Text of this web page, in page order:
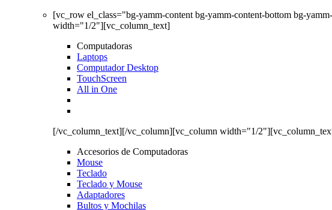
[vc_row el_class="bg-yamm-content bg-yamm-content-bottom bg-
width="1/2"][vc_column_text]
Computadoras
Laptops
Computador Desktop
TouchScreen
All in One
[/vc_column_text][/vc_column][vc_column width="1/
Accesorios de Computadoras
Mouse
Teclado
Teclado y Mouse
Adaptadores
Bultos y Mochilas